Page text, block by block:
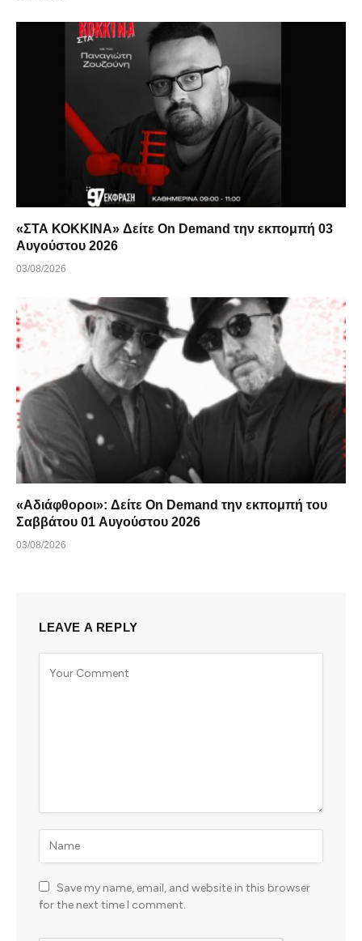
«ΣΤΑ ΚΟΚΚΙΝΑ» Δείτε On Demand την εκπομπή 03
Αυγούστου 2026
03/08/2026
«Αδιάφθοροι»: Δείτε On Demand την εκπομπή του
Σαββάτου 01 Αυγούστου 2026
03/08/2026
LEAVE A REPLY
Save my name, email, and website in this browser
for the next time I comment.